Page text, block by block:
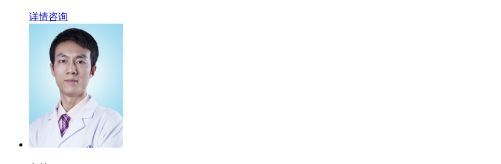
详情咨询